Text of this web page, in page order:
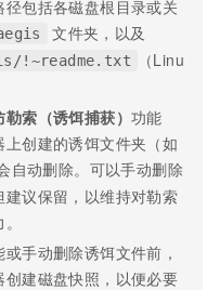
包括各磁盘根目录或关
文件夹，以及
!~readme.txt
（Linu
勒索（诱饵捕获）功能
上创建的诱饵文件夹（如
自动删除。可以手动删除
建议保留，以维持对勒索
手动删除诱饵文件前，
创建磁盘快照，以便必要